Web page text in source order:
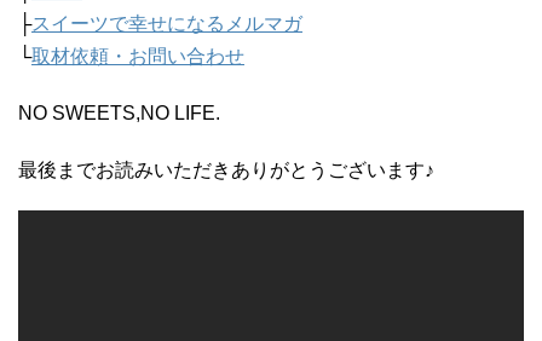
├スイーツで幸せになるメルマガ
└取材依頼・お問い合わせ
NO SWEETS,NO LIFE.
最後までお読みいただきありがとうございます♪